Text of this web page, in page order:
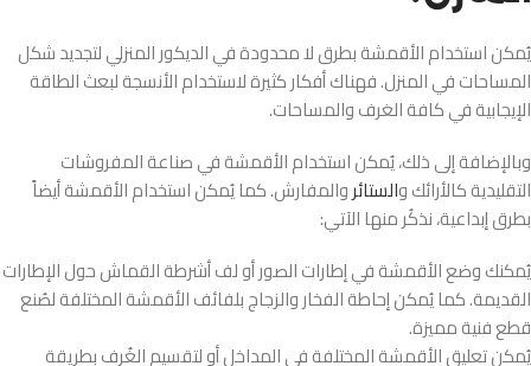
يُمكن استخدام الأقمشة بطرق لا محدودة في الديكور المنزلي لتجديد شكل
المساحات في المنزل. فهناك أفكار كثيرة لاستخدام الأنسجة لبعث الطاقة
الإيجابية في كافة الغرف والمساحات.
وبالإضافة إلى ذلك، يُمكن استخدام الأقمشة في صناعة المفروشات
التقليدية كالأرائك والستائروالمفارش. كما يُمكن استخدام الأقمشة أيضاً
بطرق إبداعية، نذكُر منها الآتي:
يُمكنك وضع الأقمشة في إطارات الصور أو لف أشرطة القماش حول الإطارات
القديمة. كما يُمكن إحاطة الفخار والزجاج بلفائف الأقمشة المختلفة لصُنع
قطع فنية مميزة.
يُمكن تعليق الأقمشة المختلفة في المداخل أو لتقسيم الغُرف بطريقة